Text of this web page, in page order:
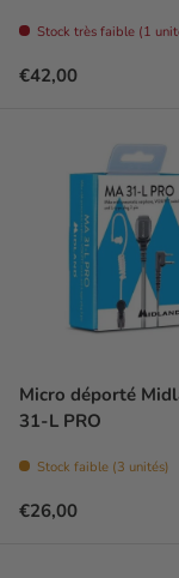
Stock très faible (1
Prix habituel
€42,00
Micro déporté
31-L PRO
Stock faible (3 unités)
Prix habituel
€26,00